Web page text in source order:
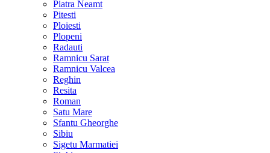
Piatra Neamt
Pitesti
Ploiesti
Plopeni
Radauti
Ramnicu Sarat
Ramnicu Valcea
Reghin
Resita
Roman
Satu Mare
Sfantu Gheorghe
Sibiu
Sigetu Marmatiei